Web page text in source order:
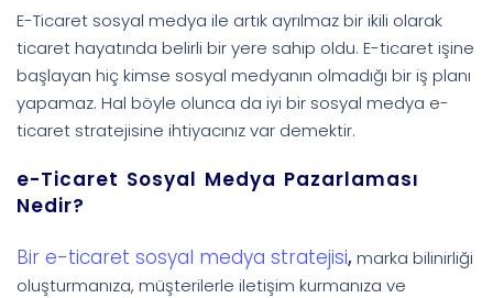
E-Ticaret sosyal medya ile artık ayrılmaz bir ikili olarak
ticaret hayatında belirli bir yere sahip oldu. E-ticaret işine
başlayan hiç kimse sosyal medyanın olmadığı bir iş planı
yapamaz. Hal böyle olunca da iyi bir sosyal medya e-
ticaret stratejisine ihtiyacınız var demektir.
e-Ticaret Sosyal Medya Pazarlaması
Nedir?
Bir e-ticaret sosyal medya stratejisi,marka bilinirliği
oluşturmanıza, müşterilerle iletişim kurmanıza ve